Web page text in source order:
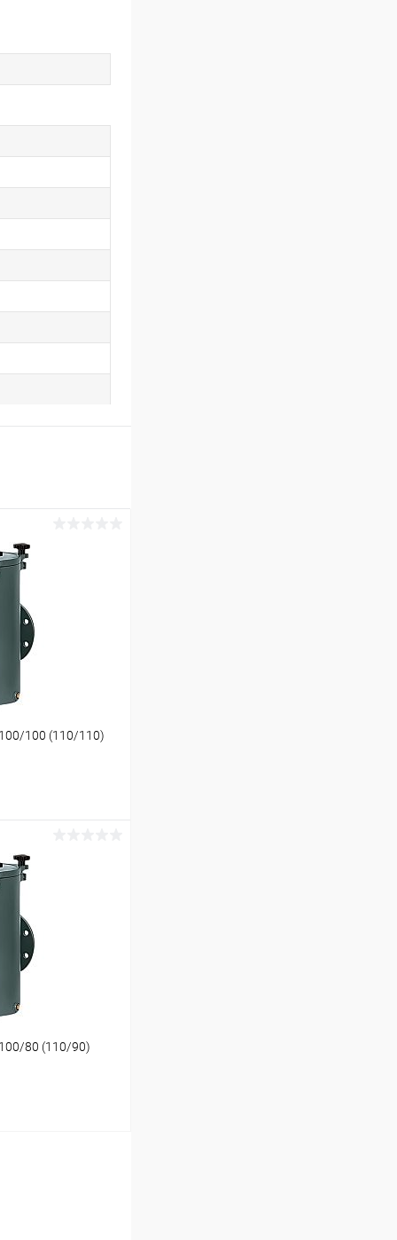
100 (110/110)
Под заказ
80 (110/90)